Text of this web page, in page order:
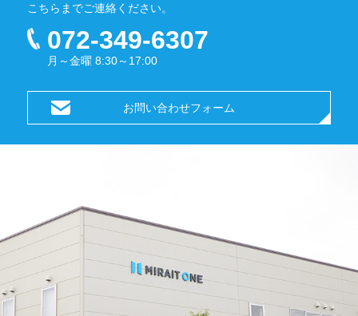
こちらまでご連絡ください。
072-349-6307
月～金曜 8:30～17:00
お問い合わせフォーム